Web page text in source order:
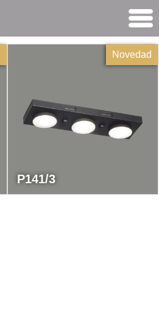
P141/3
Novedad